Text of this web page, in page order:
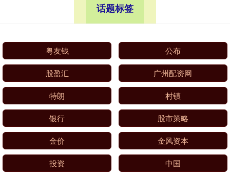
话题标签
粤友钱 公布
股盈汇 广州配资网
特朗 村镇
银行 股市策略
金价 金风资本
投资 中国